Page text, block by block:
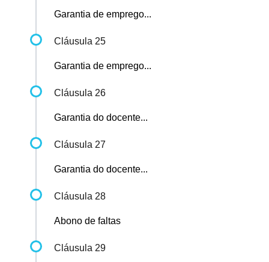
Garantia de emprego...
Cláusula 25
Garantia de emprego...
Cláusula 26
Garantia do docente...
Cláusula 27
Garantia do docente...
Cláusula 28
Abono de faltas
Cláusula 29